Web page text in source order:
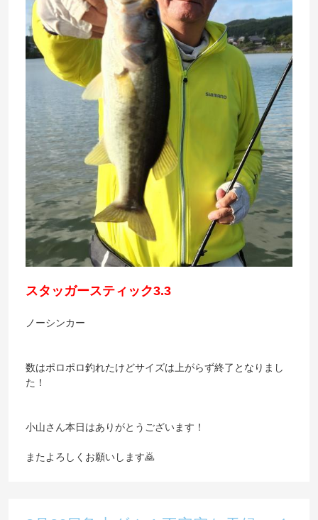
スタッガースティック3.3
ノーシンカー
数はポロポロ釣れたけどサイズは上がらず終了となりまし
た！
小山さん本日はありがとうございます！
またよろしくお願いします🙇